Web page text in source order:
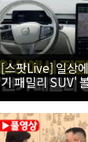
[스팟Live] 일상
기 패밀리 SUV'